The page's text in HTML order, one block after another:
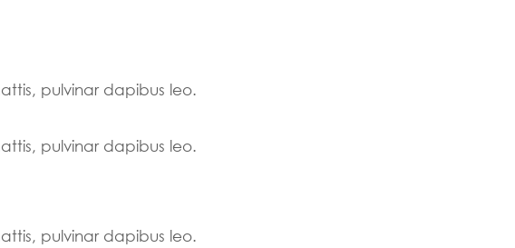
pulvinar dapibus leo.
pulvinar dapibus leo.
pulvinar dapibus leo.